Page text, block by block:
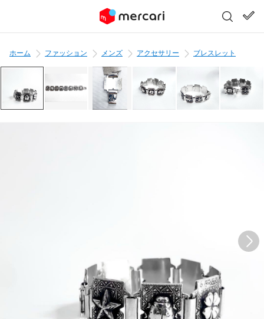
ホーム ファッション メンズ アクセサリー ブレスレット